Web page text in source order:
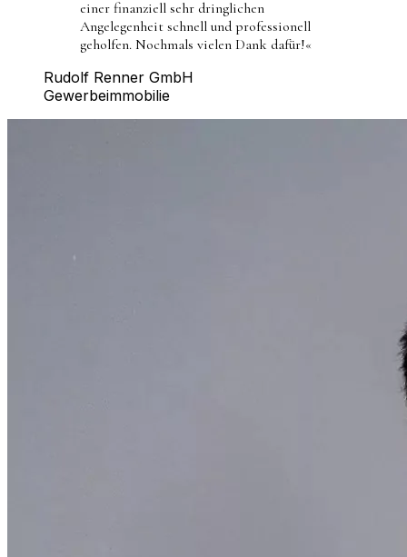
einer finanziell sehr dringlichen
Angelegenheit schnell und professionell
geholfen. Nochmals vielen Dank dafür!«
Rudolf Renner GmbH
Gewerbeimmobilie